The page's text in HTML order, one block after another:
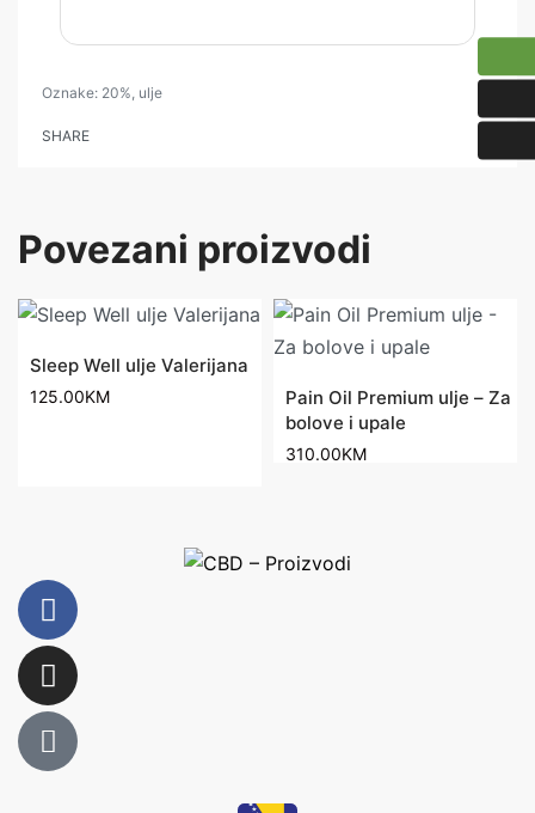
Oznake: 20%, ulje
SHARE
Povezani proizvodi
10ml
Sleep Well ulje Valerijana
125.00KM
Pain Oil Premium ulje – Za
bolove i upale
310.00KM